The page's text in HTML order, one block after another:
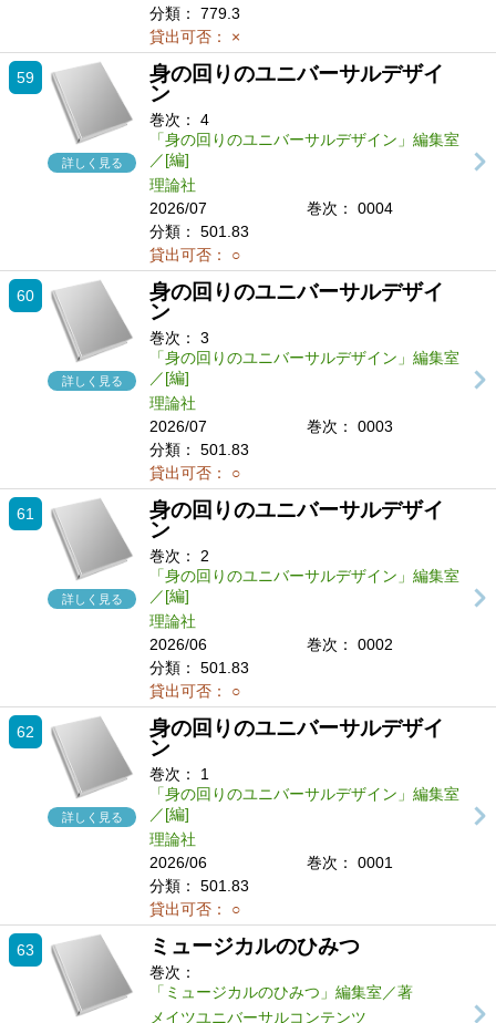
分類：
779.3
貸出可否：
×
59
詳しく見る
身の回りのユニバーサルデザイ
ン
巻次：
4
「身の回りのユニバーサルデザイン」編集室
／[編]
理論社
2026/07
巻次： 0004
分類：
501.83
貸出可否：
○
60
詳しく見る
身の回りのユニバーサルデザイ
ン
巻次：
3
「身の回りのユニバーサルデザイン」編集室
／[編]
理論社
2026/07
巻次： 0003
分類：
501.83
貸出可否：
○
61
詳しく見る
身の回りのユニバーサルデザイ
ン
巻次：
2
「身の回りのユニバーサルデザイン」編集室
／[編]
理論社
2026/06
巻次： 0002
分類：
501.83
貸出可否：
○
62
詳しく見る
身の回りのユニバーサルデザイ
ン
巻次：
1
「身の回りのユニバーサルデザイン」編集室
／[編]
理論社
2026/06
巻次： 0001
分類：
501.83
貸出可否：
○
63 ミュージカルのひみつ
巻次：
「ミュージカルのひみつ」編集室／著
メイツユニバーサルコンテンツ